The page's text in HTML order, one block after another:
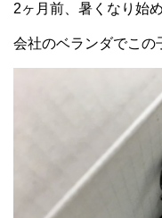
2ヶ月前、暑くなり始
会社のベランダでこの